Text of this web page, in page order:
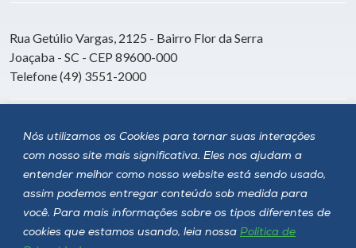
Nós utilizamos os Cookies para tornar suas interações
com nosso site mais significativa. Eles nos ajudam a
entender melhor como nosso website está sendo usado,
assim podemos entregar conteúdo sob medida para
você. Para mais informações sobre os tipos diferentes de
cookies que estamos usando, leia nossa Política de
Rua Getúlio Vargas, 2125 - Bairro Flor da Serra
Joaçaba - SC - CEP 89600-000
Telefone (49) 3551-2000
Siga a Unoesc